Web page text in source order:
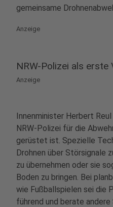
gemeinsame
Anzeige
NRW-Polizei als erste
Anzeige
Innenminister Herbert
NRW-Polizei für die
gerüstet ist. Spezielle
Drohnen über Störsignale
zu übernehmen oder sie
Boden zu bringen. Bei
wie Fußballspielen sei die
führend und berate